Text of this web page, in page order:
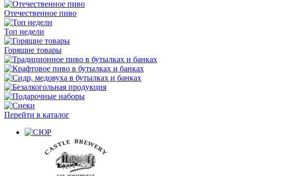
Отечественное пиво
Топ недели
Горящие товары
Перейти в каталог